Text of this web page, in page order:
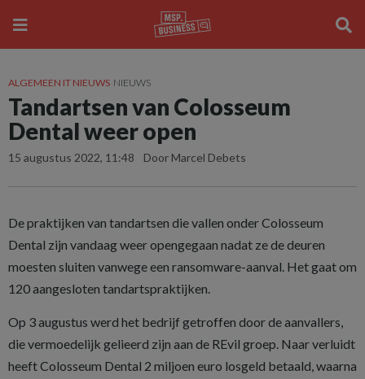
ALGEMEEN IT NIEUWS NIEUWS
Tandartsen van Colosseum
Dental weer open
15 augustus 2022, 11:48 Door Marcel Debets
De praktijken van tandartsen die vallen onder Colosseum
Dental zijn vandaag weer opengegaan nadat ze de deuren
moesten sluiten vanwege een ransomware-aanval. Het gaat om
120 aangesloten tandartspraktijken.
Op 3 augustus werd het bedrijf getroffen door de aanvallers,
die vermoedelijk gelieerd zijn aan de REvil groep. Naar verluidt
heeft Colosseum Dental 2 miljoen euro losgeld betaald, waarna